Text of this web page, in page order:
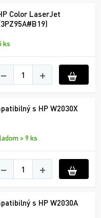
Color LaserJet
ks
− +
s HP W2030X
> 9 ks
− +
s HP W2030A